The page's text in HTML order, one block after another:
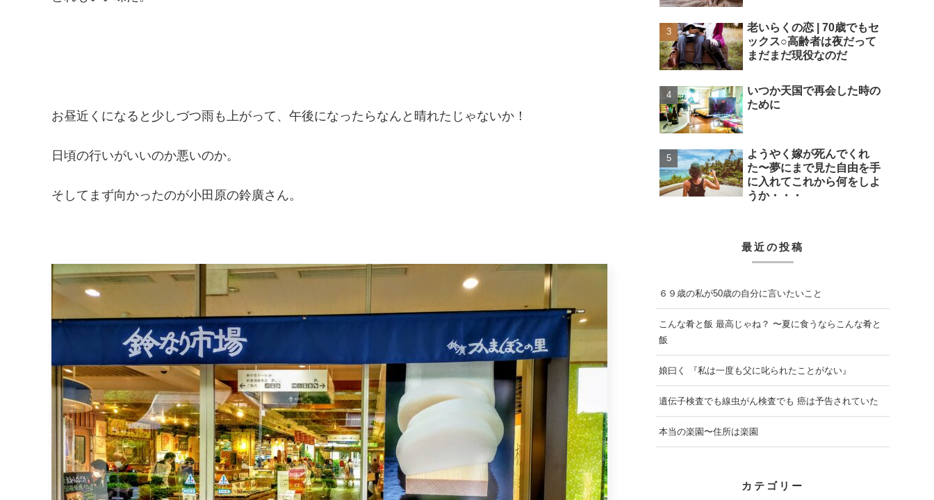
お昼近くになると少しづつ雨も上がって、午後になったらなんと晴れたじゃないか！
日頃の行いがいいのか悪いのか。
そしてまず向かったのが小田原の鈴廣さん。
老いらくの恋 | 70歳でもセ
ックス○高齢者は夜だって
まだまだ現役なのだ
いつか天国で再会した時の
ために
ようやく嫁が死んでくれ
た〜夢にまで見た自由を手
に入れてこれから何をしよ
うか・・・
最近の投稿
６９歳の私が50歳の自分に言いたいこと
こんな肴と飯 最高じゃね？ 〜夏に食うならこんな肴と
飯
娘曰く 『私は一度も父に叱られたことがない』
遺伝子検査でも線虫がん検査でも 癌は予告されていた
本当の楽園〜住所は楽園
カテゴリー